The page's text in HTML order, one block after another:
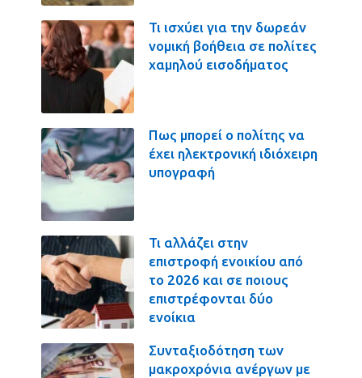
Τι ισχύει για την δωρεάν
νομική βοήθεια σε πολίτες
χαμηλού εισοδήματος
Πως μπορεί ο πολίτης να
έχει ηλεκτρονική ιδιόχειρη
υπογραφή
Τι αλλάζει στην
επιστροφή ενοικίου από
το 2026 και σε ποιους
επιστρέφονται δύο
ενοίκια
Συνταξιοδότηση των
μακροχρόνια ανέργων με